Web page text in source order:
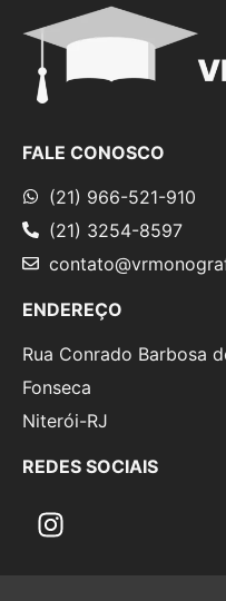
FALE CONOSCO
(21) 966-521-910
(21) 3254-8597
ENDEREÇO
Rua Conrado Barbosa
Fonseca
Niterói-RJ
REDES SOCIAIS